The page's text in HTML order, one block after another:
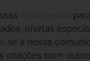
redes sociais
ofertas
se à nossa
criações com